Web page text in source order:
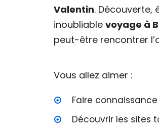
Valentin. Découverte,
inoubliable voyage à
peut-être rencontrer
Vous allez aimer :
Faire
Découvrir les sites